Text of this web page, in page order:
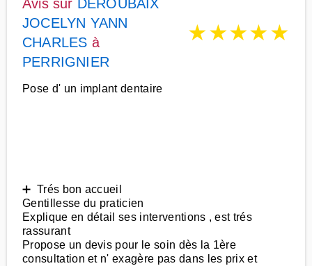
Avis sur DEROUBAIX
JOCELYN YANN
CHARLES à
PERRIGNIER
★★★★★
Pose d' un implant dentaire
➕ Trés bon accueil
Gentillesse du praticien
Explique en détail ses interventions , est trés
rassurant
Propose un devis pour le soin dès la 1ère
consultation et n' exagère pas dans les prix et